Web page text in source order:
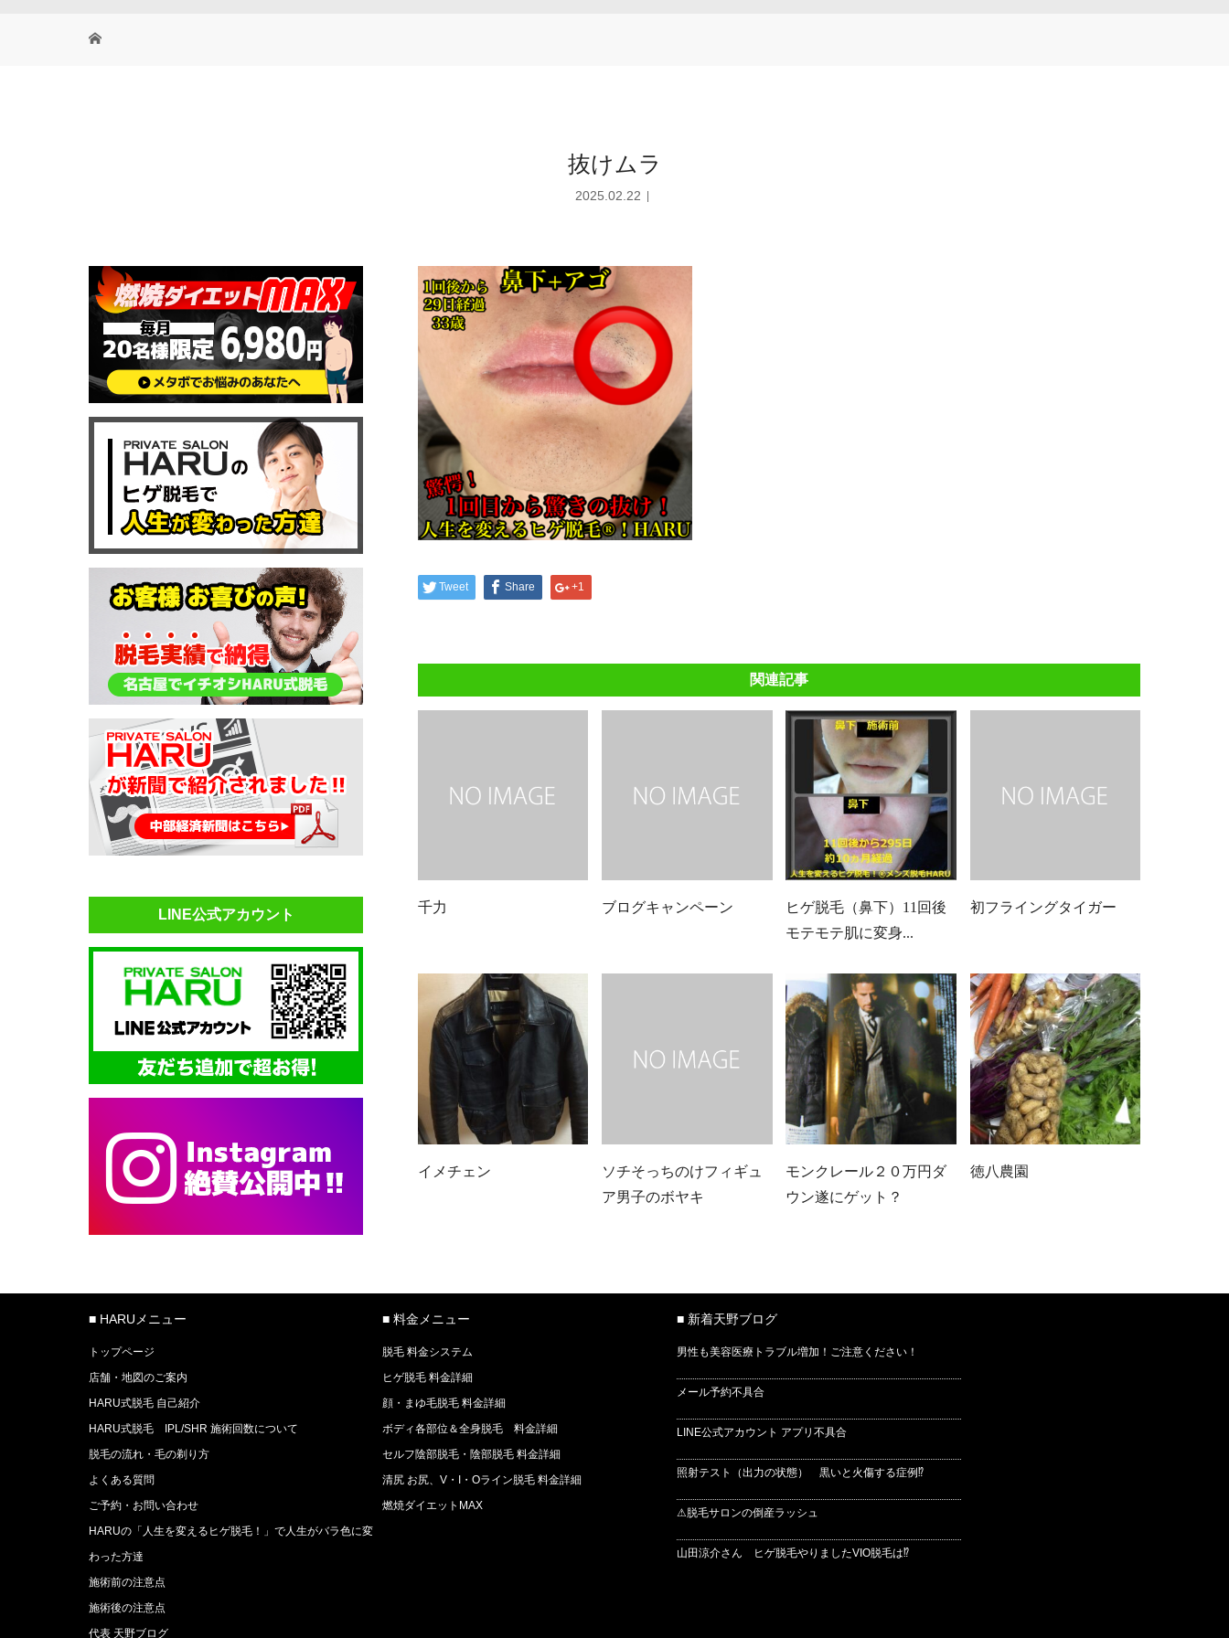
抜けムラ
2025.02.22
Tweet Share +1
関連記事
千力 ブログキャンペーン
ヒゲ脱毛（鼻下）11回後
モテモテ肌に変身...
初フライングタイガー
イメチェン
ソチそっちのけフィギュ
ア男子のボヤキ
モンクレール２０万円ダ
ウン遂にゲット？
徳八農園
LINE公式アカウント
■ HARUメニュー
トップページ
店舗・地図のご案内
HARU式脱毛 自己紹介
HARU式脱毛 IPL/SHR 施術回数について
脱毛の流れ・毛の剃り方
よくある質問
ご予約・お問い合わせ
HARUの「人生を変えるヒゲ脱毛！」で人生がバラ色に変
わった方達
施術前の注意点
施術後の注意点
代表 天野ブログ
■ 料金メニュー
脱毛 料金システム
ヒゲ脱毛 料金詳細
顔・まゆ毛脱毛 料金詳細
ボディ各部位＆全身脱毛 料金詳細
セルフ陰部脱毛・陰部脱毛 料金詳細
清尻 お尻、V・I・Oライン脱毛 料金詳細
燃焼ダイエットMAX
■ 新着天野ブログ
男性も美容医療トラブル増加！ご注意ください！
メール予約不具合
LINE公式アカウント アプリ不具合
照射テスト（出力の状態） 黒いと火傷する症例⁉
⚠脱毛サロンの倒産ラッシュ
山田涼介さん ヒゲ脱毛やりましたVIO脱毛は⁉